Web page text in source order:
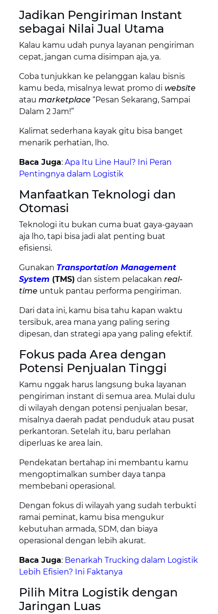
Jadikan Pengiriman Instant
sebagai Nilai Jual Utama
Kalau kamu udah punya layanan pengiriman
cepat, jangan cuma disimpan aja, ya.
Coba tunjukkan ke pelanggan kalau bisnis
kamu beda, misalnya lewat promo di website
atau marketplace“Pesan Sekarang, Sampai
Dalam 2 Jam!”
Kalimat sederhana kayak gitu bisa banget
menarik perhatian, lho.
Baca Juga: Apa Itu Line Haul? Ini Peran
Pentingnya dalam Logistik
Manfaatkan Teknologi dan
Otomasi
Teknologi itu bukan cuma buat gaya-gayaan
aja lho, tapi bisa jadi alat penting buat
efisiensi.
Gunakan Transportation Management
System (TMS) dan sistem pelacakan real-
time untuk pantau performa pengiriman.
Dari data ini, kamu bisa tahu kapan waktu
tersibuk, area mana yang paling sering
dipesan, dan strategi apa yang paling efektif.
Fokus pada Area dengan
Potensi Penjualan Tinggi
Kamu nggak harus langsung buka layanan
pengiriman instant di semua area. Mulai dulu
di wilayah dengan potensi penjualan besar,
misalnya daerah padat penduduk atau pusat
perkantoran. Setelah itu, baru perlahan
diperluas ke area lain.
Pendekatan bertahap ini membantu kamu
mengoptimalkan sumber daya tanpa
membebani operasional.
Dengan fokus di wilayah yang sudah terbukti
ramai peminat, kamu bisa mengukur
kebutuhan armada, SDM, dan biaya
operasional dengan lebih akurat.
Baca Juga: Benarkah Trucking dalam Logistik
Lebih Efisien? Ini Faktanya
Pilih Mitra Logistik dengan
Jaringan Luas